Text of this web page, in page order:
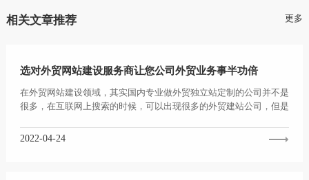
相关文章推荐 更多
选对外贸网站建设服务商让您公司外贸业务事半功倍
在外贸网站建设领域，其实国内专业做外贸独立站定制的公司并不是
很多，在互联网上搜索的时候，可以出现很多的外贸建站公司，但是
2022-04-24